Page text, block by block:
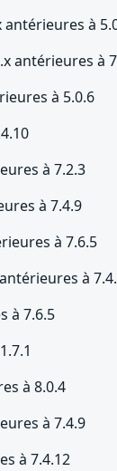
antérieures à
antérieures à
à 5.0.6
à 7.2.3
à 7.4.9
à 7.6.5
à
à 7.6.5
à 8.0.4
à 7.4.9
à 7.4.12